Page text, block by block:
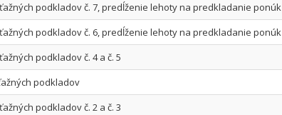
podkladov č. 7, predĺženie lehoty na predkladanie ponúk
podkladov č. 6, predĺženie lehoty na predkladanie ponúk
podkladov č. 4 a č. 5
podkladov
podkladov č. 2 a č. 3